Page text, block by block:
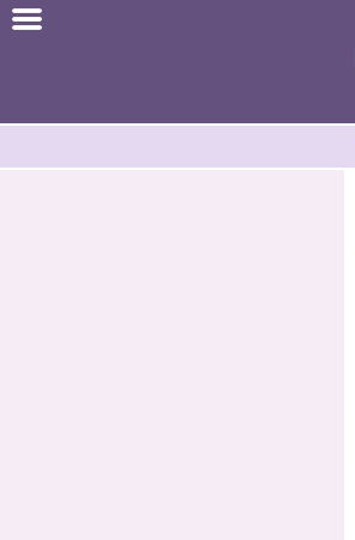
ไทย
Kostenlos anmelden